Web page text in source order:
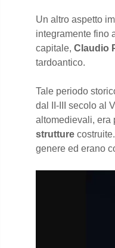
Un altro aspetto
integramente fino
capitale, Claudio
tardoantico.
Tale periodo
dal II-III secolo al
altomedievali, era
strutture
genere ed erano